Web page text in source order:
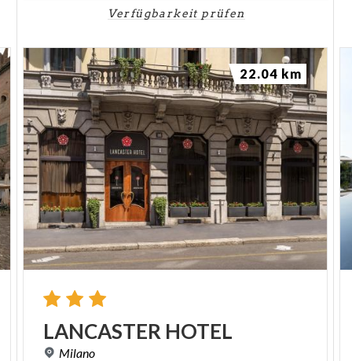
Verfügbarkeit prüfen
LANCASTER HOTEL
Milano
22.04 km